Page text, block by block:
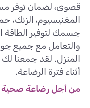
قصوى، لضمان توفر
جسمك لتوفير الطاقة
والتعامل مع جميع
المنزل. لقد جمعنا
أثناء فترة الرضاعة.
من أجل رضاعة صحية